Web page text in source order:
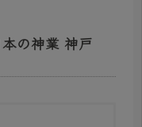
の神業 神戸